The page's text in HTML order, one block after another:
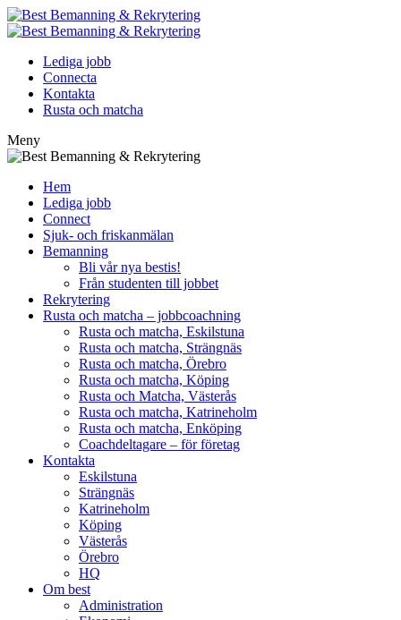
Lediga jobb
Connecta
Kontakta
Rusta och matcha
Meny
Hem
Lediga jobb
Connect
Sjuk- och friskanmälan
Bemanning
Bli vår nya bestis!
Från studenten till jobbet
Rekrytering
Rusta och matcha – jobbcoachning
Rusta och matcha, Eskilstuna
Rusta och matcha, Strängnäs
Rusta och matcha, Örebro
Rusta och matcha, Köping
Rusta och Matcha, Västerås
Rusta och matcha, Katrineholm
Rusta och matcha, Enköping
Coachdeltagare – för företag
Kontakta
Eskilstuna
Strängnäs
Katrineholm
Köping
Västerås
Örebro
HQ
Om best
Administration